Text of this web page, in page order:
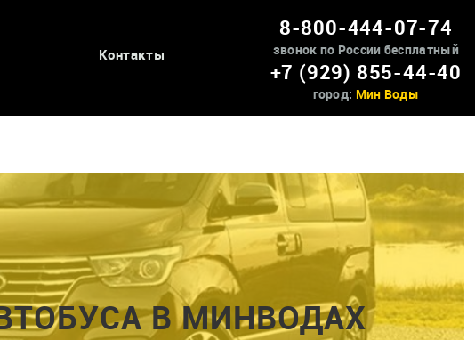
Контакты
8-800-444-07-74
звонок по России бесплатный
+7 (929) 855-44-40
город: Мин Воды
В МИНВОДАХ